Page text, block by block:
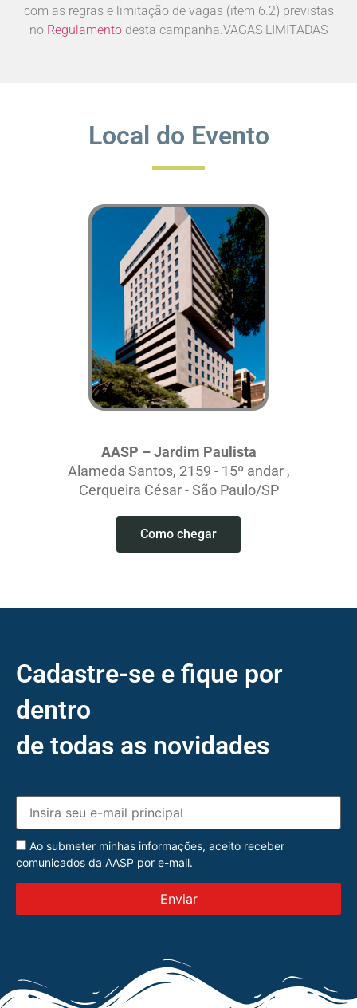
com as regras e limitação de vagas (item 6.2) previstas
no Regulamento desta campanha.VAGAS LIMITADAS
Local do Evento
AASP – Jardim Paulista
Alameda Santos, 2159 - 15º andar ,
Cerqueira César - São Paulo/SP
Como chegar
Cadastre-se e fique por
dentro
de todas as novidades
Ao submeter minhas informações, aceito receber
comunicados da AASP por e-mail.